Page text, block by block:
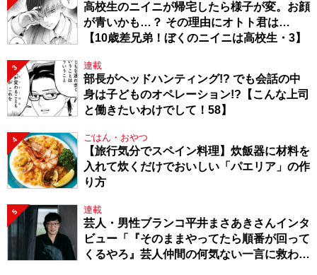
高校生のニイニが帰宅したら様子が変。お顔
が青いかも…？ その理由にオトト君は…
【10歳差兄弟！ぼくのニイニは高校生・3】
3 連載
部長がヘッドハンティング!? でも会話の中
身は子どものオペレーション!?【こんな上司
と働きたいわけでして！58】
4 ごはん・おやつ
【旅行気分でスペイン料理】炊飯器に材料を
入れて炊くだけでおいしい「パエリア」の作
り方
5 連載
芸人・男性ブランコ平井まさあきさんインタ
ビュー「『そのままやってたら順番が回って
くるやろ』芸人仲間の何気ない一言に救われ